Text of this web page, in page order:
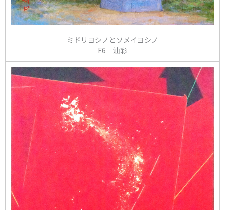
ミドリヨシノとソメイヨシノ
F6 油彩